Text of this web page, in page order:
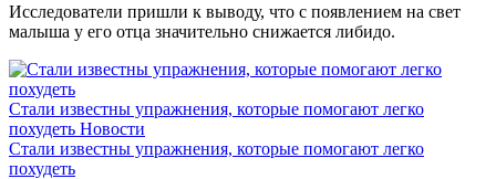
Исследователи пришли к выводу, что с появлением на свет
малыша у его отца значительно снижается либидо.
Стали известны упражнения, которые помогают легко
похудеть Новости
Стали известны упражнения, которые помогают легко
похудеть